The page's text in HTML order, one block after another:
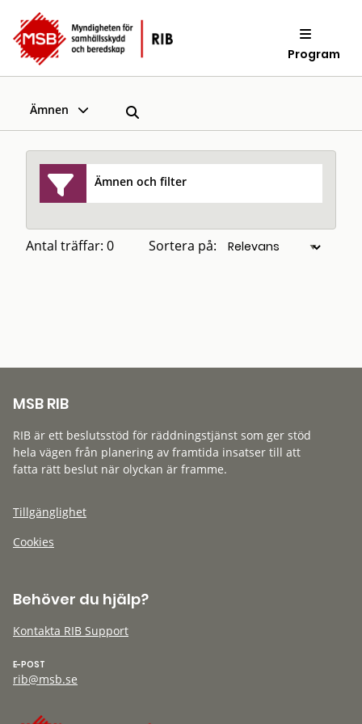
Program
Ämnen
Ämnen och filter
Antal träffar: 0 Sortera på:
MSB RIB
RIB är ett beslutsstöd för räddningstjänst som ger stöd
hela vägen från planering av framtida insatser till att
fatta rätt beslut när olyckan är framme.
Tillgänglighet
Cookies
Behöver du hjälp?
Kontakta RIB Support
E-POST
rib@msb.se